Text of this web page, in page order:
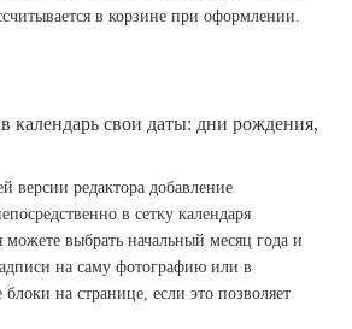
в корзине при оформлении.
календарь свои даты: дни рождения,
версии редактора добавление
в сетку календаря
выбрать начальный месяц года и
на саму фотографию или в
на странице, если это позволяет